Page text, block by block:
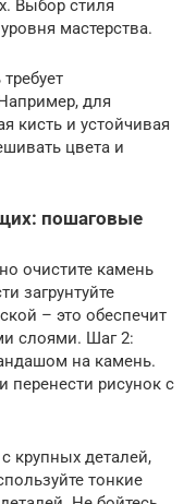
Выбор стиля
мастерства.
для
кисть и устойчивая
цвета и
пошаговые
очистите камень
загрунтуйте
– это обеспечит
слоями. Шаг 2:
на камень.
перенести рисунок с
крупных деталей,
тонкие